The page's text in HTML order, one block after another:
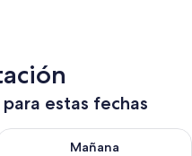
estas fechas
ago 6 - ago 7
Mañana
la disponibilidad